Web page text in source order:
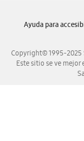
Copyright© 1995-2025
Este sitio se ve mejor
Ayuda para